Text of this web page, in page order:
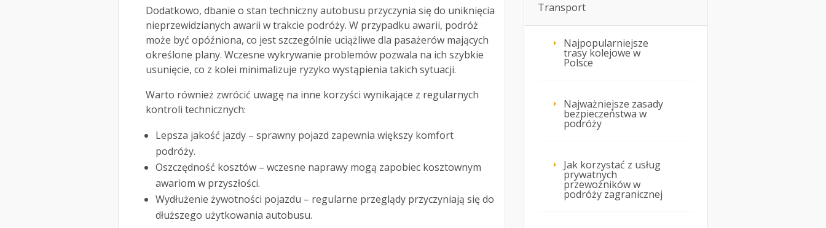
Dodatkowo, dbanie o stan techniczny autobusu przyczynia się do uniknięcia
nieprzewidzianych awarii w trakcie podróży. W przypadku awarii, podróż
może być opóźniona, co jest szczególnie uciążliwe dla pasażerów mających
określone plany. Wczesne wykrywanie problemów pozwala na ich szybkie
usunięcie, co z kolei minimalizuje ryzyko wystąpienia takich sytuacji.
Warto również zwrócić uwagę na inne korzyści wynikające z regularnych
kontroli technicznych:
Lepsza jakość jazdy – sprawny pojazd zapewnia większy komfort
podróży.
Oszczędność kosztów – wczesne naprawy mogą zapobiec kosztownym
awariom w przyszłości.
Wydłużenie żywotności pojazdu – regularne przeglądy przyczyniają się do
dłuższego użytkowania autobusu.
Transport
Najpopularniejsze
trasy kolejowe w
Polsce
Najważniejsze zasady
bezpieczeństwa w
podróży
Jak korzystać z usług
prywatnych
przewoźników w
podróży zagranicznej